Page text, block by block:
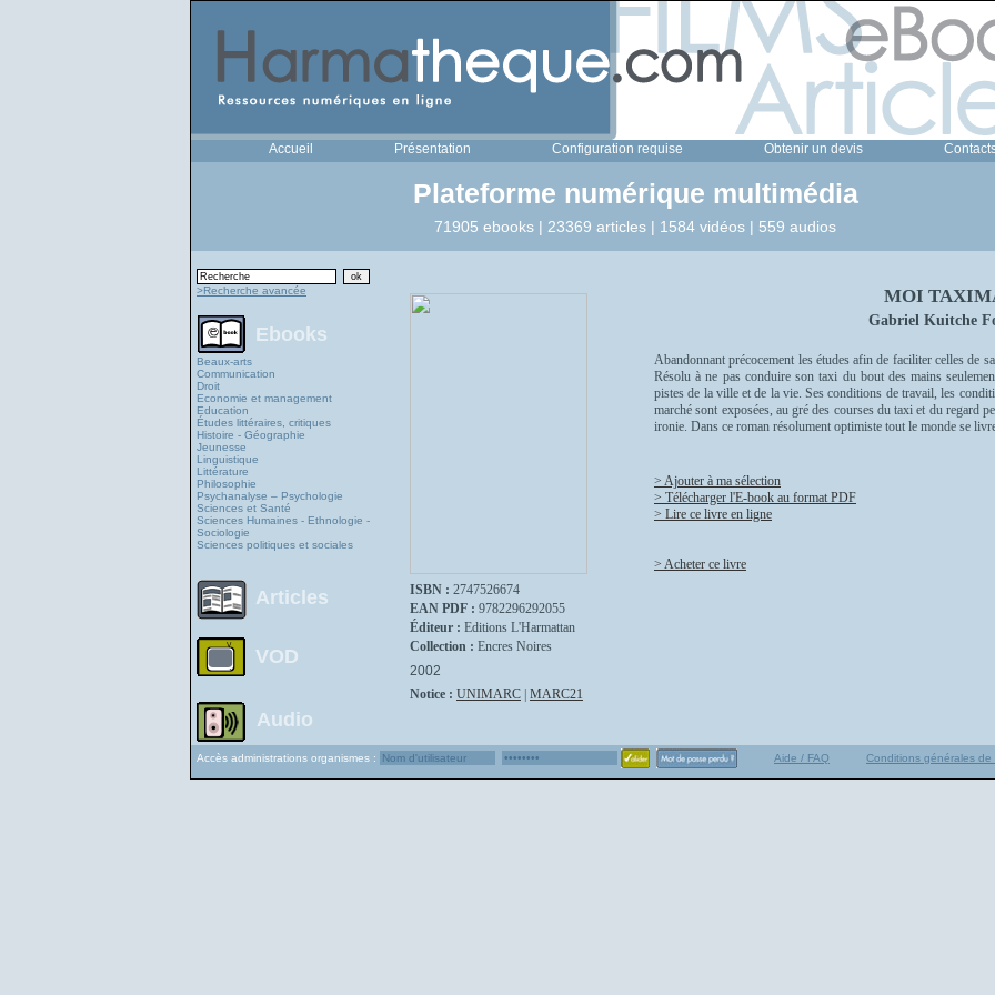
Accueil Présentation Configuration requise Obtenir un devis
Plateforme numérique multimédia
71905 ebooks | 23369 articles | 1584 vidéos | 559 audios
>Recherche avancée
Ebooks
Beaux-arts
Communication
Droit
Economie et management
Education
Études littéraires, critiques
Histoire - Géographie
Jeunesse
Linguistique
Littérature
Philosophie
Psychanalyse – Psychologie
Sciences et Santé
Sciences Humaines - Ethnologie -
Sociologie
Sciences politiques et sociales
Articles
VOD
Audio
ISBN : 2747526674
EAN PDF : 9782296292055
Éditeur : Editions L'Harmattan
Collection : Encres Noires
2002
Notice : UNIMARC MARC21
MOI
Gabriel Kuitche
Abandonnant précocement les études afin de faciliter celles de
Résolu à ne pas conduire son taxi du bout des mains
pistes de la ville et de la vie. Ses conditions de travail, les
marché sont exposées, au gré des courses du taxi et du regard
ironie. Dans ce roman résolument optimiste tout le monde se
> Ajouter à ma sélection
> Télécharger l'E-book au format PDF
> Lire ce livre en ligne
> Acheter ce livre
Accès administrations organismes : Aide / FAQ Conditions générales de